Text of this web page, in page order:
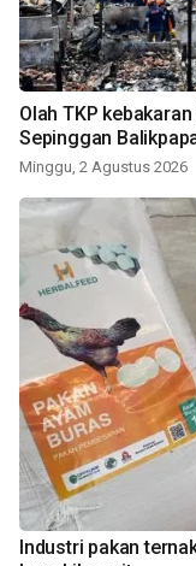
Olah TKP
Sepinggan
Minggu, 2 Agustus 2026
Industri pakan